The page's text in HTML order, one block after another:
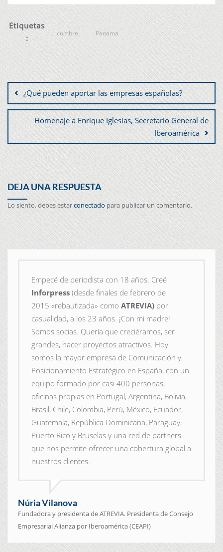
Etiquetas
:
cumbre Panama
¿Qué pueden aportar las empresas españolas?
Homenaje a Enrique Iglesias, Secretario General de
Iberoamérica
DEJA UNA RESPUESTA
Lo siento, debes estarconectadopara publicar un comentario.
Empecé de periodista con 18 años. Creé
Inforpress (desde finales de febrero de
2015 «rebautizada» como ATREVIA) por
casualidad, a los 23 años. ¡Con mi madre!
Somos socias. Quería que creciéramos, ser
grandes, hacer proyectos atractivos. Hoy
somos la mayor empresa de Comunicación y
Posicionamiento Estratégico en España, con un
equipo formado por casi 400 personas,
oficinas propias en Portugal, Argentina, Bolivia,
Brasil, Chile, Colombia, Perú, México, Ecuador,
Guatemala, República Dominicana, Paraguay,
Puerto Rico y Bruselas y una red de partners
que nos permite ofrecer una cobertura global a
nuestros clientes.
Núria Vilanova
Fundadora y presidenta de ATREVIA. Presidenta de Consejo
Empresarial Alianza por Iberoamérica (CEAPI)